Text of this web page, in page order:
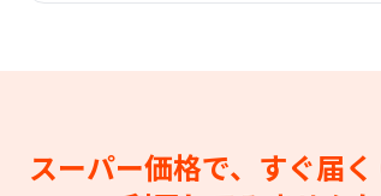
スーパー価格で、すぐ届く